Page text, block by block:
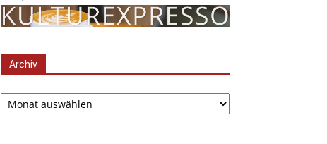
Archiv
Archiv